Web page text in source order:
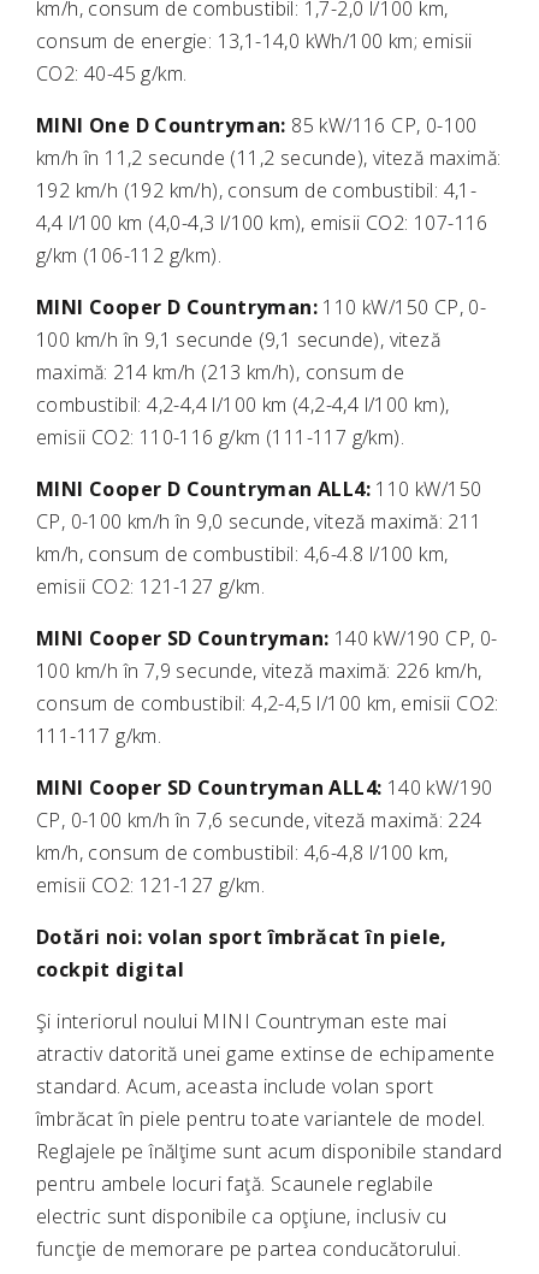
km/h, consum de combustibil: 1,7-2,0 l/100 km,
consum de energie: 13,1-14,0 kWh/100 km; emisii
CO2: 40-45 g/km.
MINI One D Countryman: 85 kW/116 CP, 0-100
km/h în 11,2 secunde (11,2 secunde), viteză maximă:
192 km/h (192 km/h), consum de combustibil: 4,1-
4,4 l/100 km (4,0-4,3 l/100 km), emisii CO2: 107-116
g/km (106-112 g/km).
MINI Cooper D Countryman: 110 kW/150 CP, 0-
100 km/h în 9,1 secunde (9,1 secunde), viteză
maximă: 214 km/h (213 km/h), consum de
combustibil: 4,2-4,4 l/100 km (4,2-4,4 l/100 km),
emisii CO2: 110-116 g/km (111-117 g/km).
MINI Cooper D Countryman ALL4: 110 kW/150
CP, 0-100 km/h în 9,0 secunde, viteză maximă: 211
km/h, consum de combustibil: 4,6-4.8 l/100 km,
emisii CO2: 121-127 g/km.
MINI Cooper SD Countryman: 140 kW/190 CP, 0-
100 km/h în 7,9 secunde, viteză maximă: 226 km/h,
consum de combustibil: 4,2-4,5 l/100 km, emisii CO2:
111-117 g/km.
MINI Cooper SD Countryman ALL4: 140 kW/190
CP, 0-100 km/h în 7,6 secunde, viteză maximă: 224
km/h, consum de combustibil: 4,6-4,8 l/100 km,
emisii CO2: 121-127 g/km.
Dotări noi: volan sport îmbrăcat în piele,
cockpit digital
Şi interiorul noului MINI Countryman este mai
atractiv datorită unei game extinse de echipamente
standard. Acum, aceasta include volan sport
îmbrăcat în piele pentru toate variantele de model.
Reglajele pe înălţime sunt acum disponibile standard
pentru ambele locuri faţă. Scaunele reglabile
electric sunt disponibile ca opţiune, inclusiv cu
funcţie de memorare pe partea conducătorului.